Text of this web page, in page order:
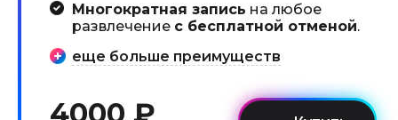
Многократная запись на любое
развлечение с бесплатной отменой.
еще больше преимуществ